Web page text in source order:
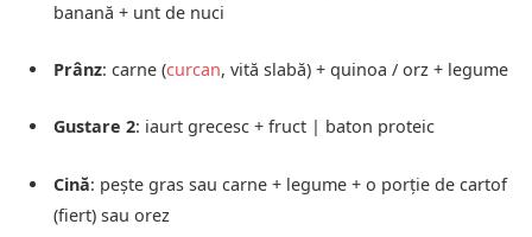
banană + unt de nuci
Prânz: carne (curcan, vită slabă) + quinoa / orz + legume
Gustare 2: iaurt grecesc + fruct | baton proteic
Cină: pește gras sau carne + legume + o porție de cartof
(fiert) sau orez